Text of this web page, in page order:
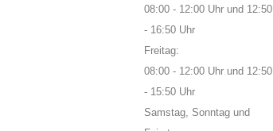
08:00 - 12:00 Uhr und 12:50
- 16:50 Uhr
Freitag:
08:00 - 12:00 Uhr und 12:50
- 15:50 Uhr
Samstag, Sonntag und